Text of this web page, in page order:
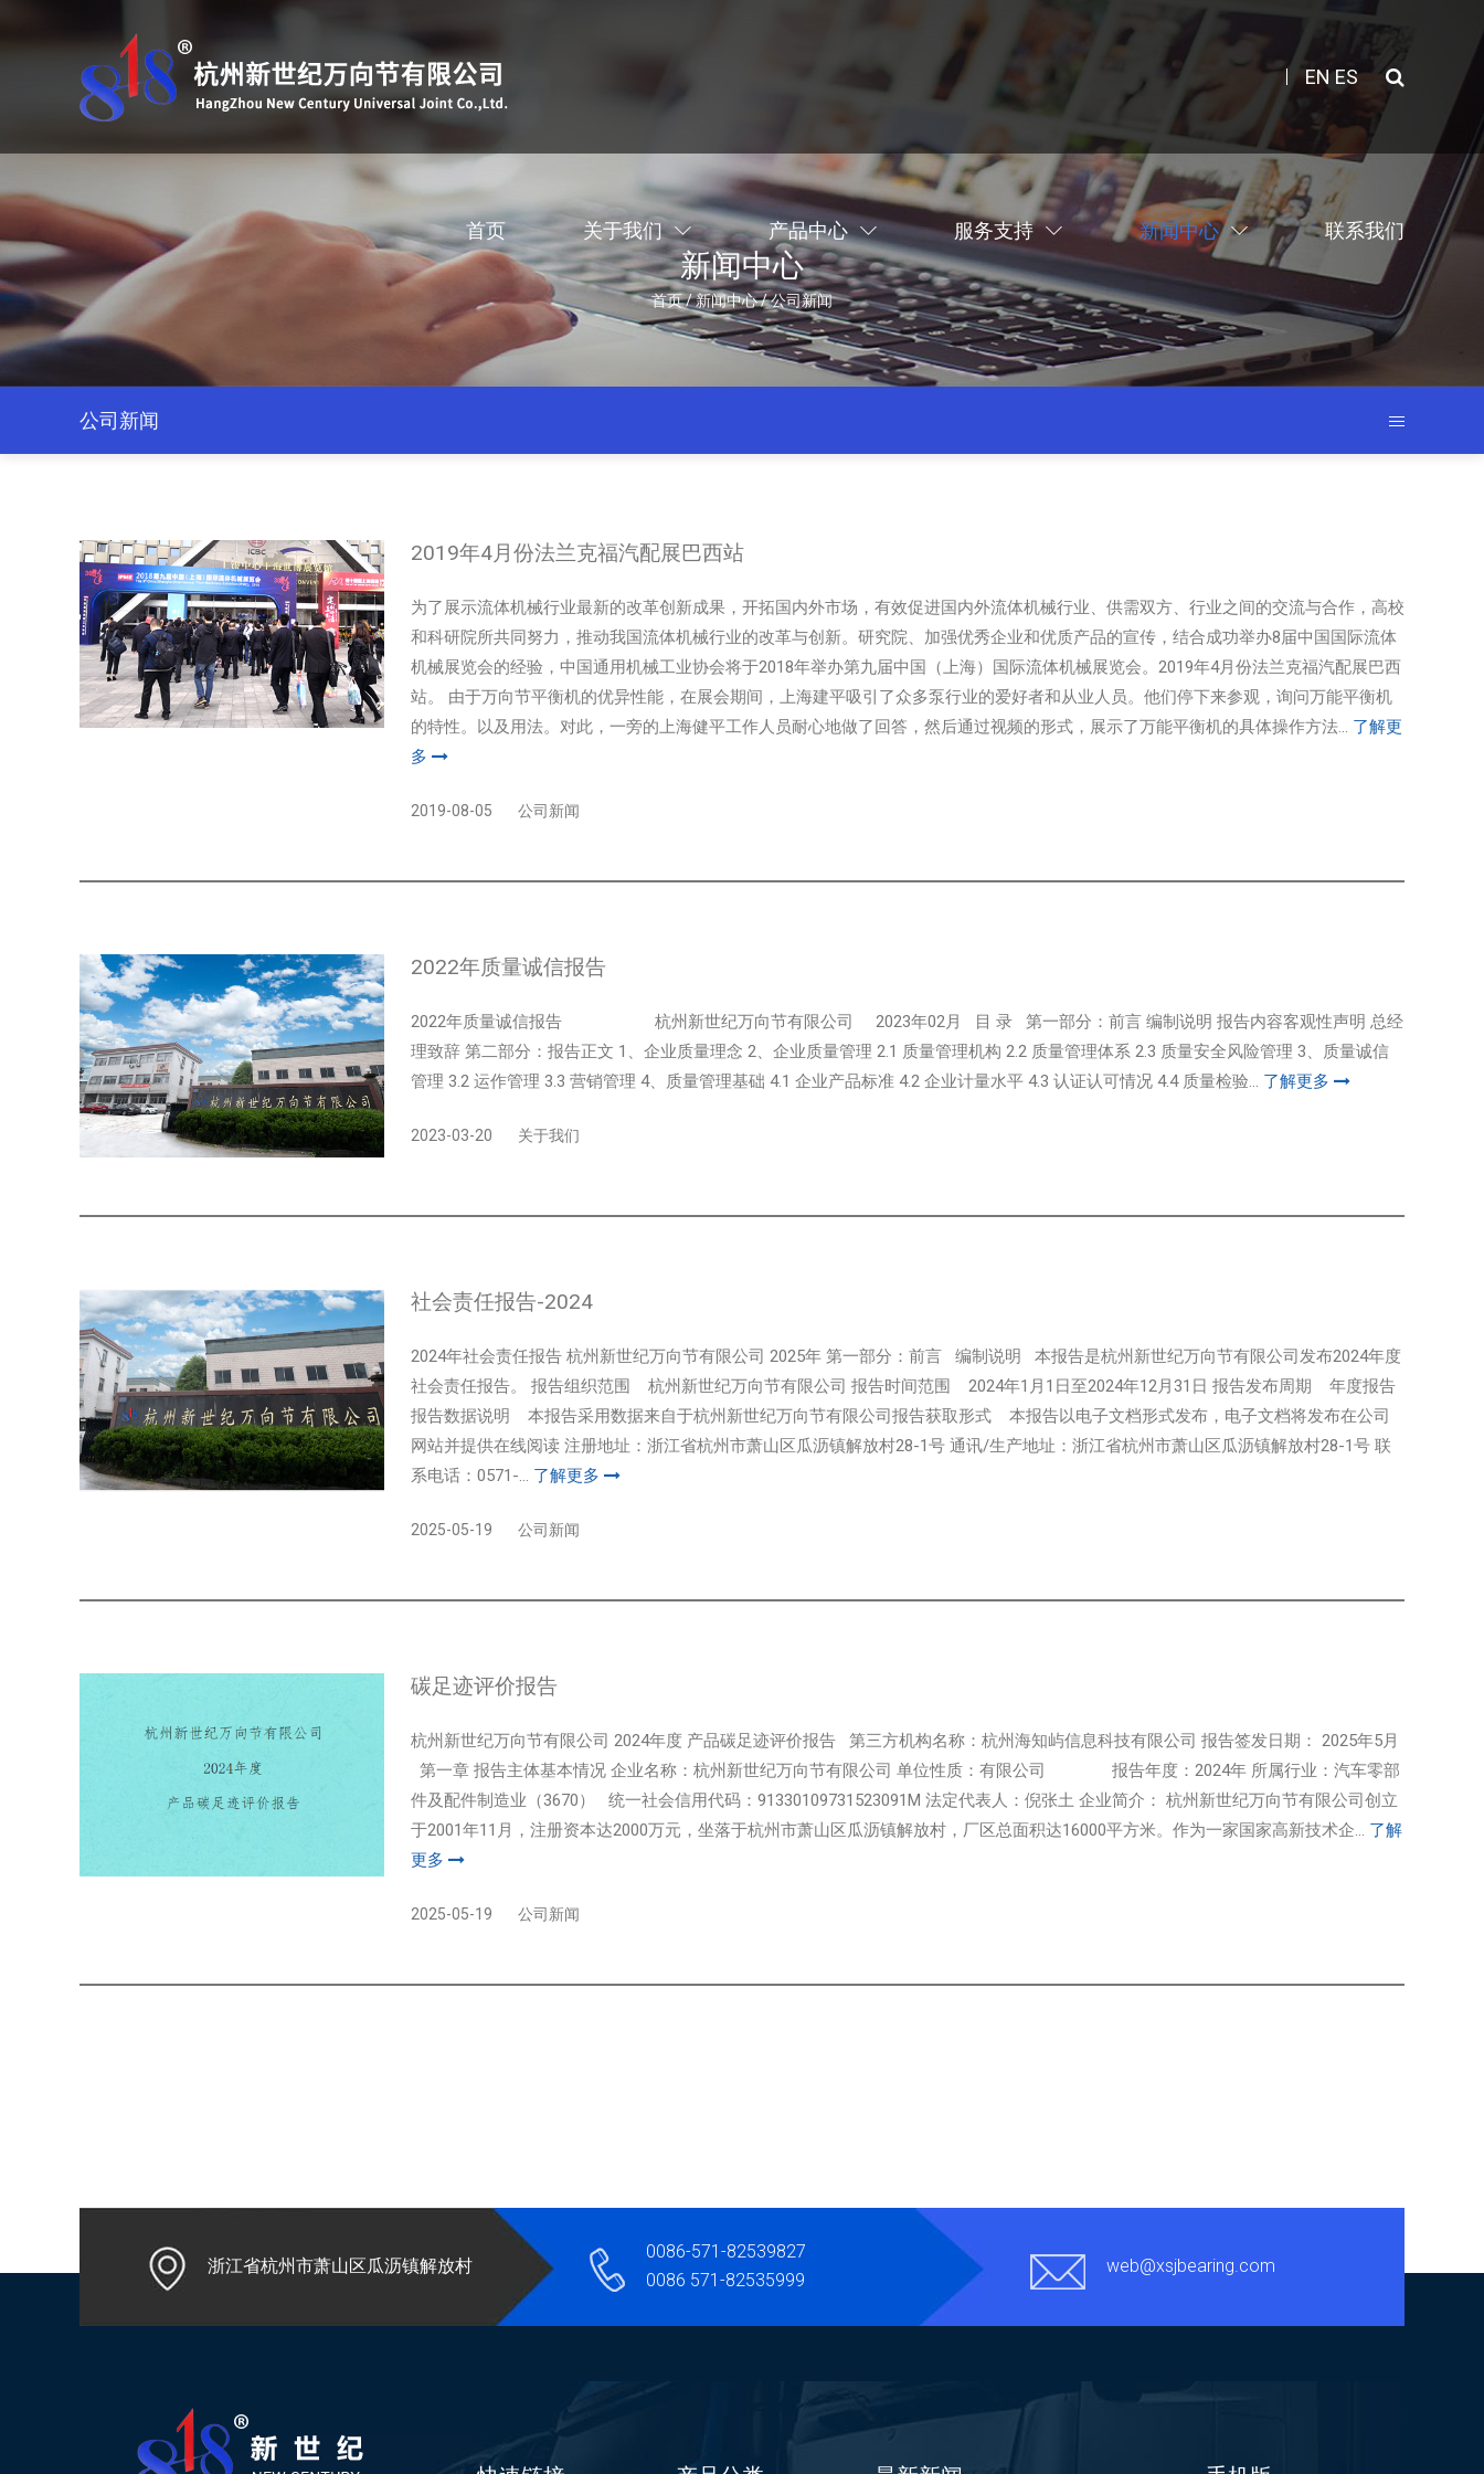
ENES
首页 关于我们 产品中心 服务支持 新闻中心 联系我们
新闻中心
首页/新闻中心/公司新闻
公司新闻
2019年4月份法兰克福汽配展巴西站
为了展示流体机械行业最新的改革创新成果，开拓国内外市场，有效促进国内外流体机械行业、供需双方、行业之间的交流与合作，高校
和科研院所共同努力，推动我国流体机械行业的改革与创新。研究院、加强优秀企业和优质产品的宣传，结合成功举办8届中国国际流体
机械展览会的经验，中国通用机械工业协会将于2018年举办第九届中国（上海）国际流体机械展览会。2019年4月份法兰克福汽配展巴西
站。 由于万向节平衡机的优异性能，在展会期间，上海建平吸引了众多泵行业的爱好者和从业人员。他们停下来参观，询问万能平衡机
的特性。以及用法。对此，一旁的上海健平工作人员耐心地做了回答，然后通过视频的形式，展示了万能平衡机的具体操作方法... 了解更
多
2019-08-05 公司新闻
2022年质量诚信报告
2022年质量诚信报告 杭州新世纪万向节有限公司 2023年02月 目 录 第一部分：前言 编制说明 报告内容客观性声明 总经
理致辞 第二部分：报告正文 1、企业质量理念 2、企业质量管理 2.1 质量管理机构 2.2 质量管理体系 2.3 质量安全风险管理 3、质量诚信
管理 3.2 运作管理 3.3 营销管理 4、质量管理基础 4.1 企业产品标准 4.2 企业计量水平 4.3 认证认可情况 4.4 质量检验... 了解更多
2023-03-20 关于我们
社会责任报告-2024
2024年社会责任报告 杭州新世纪万向节有限公司 2025年 第一部分：前言 编制说明 本报告是杭州新世纪万向节有限公司发布2024年度
社会责任报告。 报告组织范围 杭州新世纪万向节有限公司 报告时间范围 2024年1月1日至2024年12月31日 报告发布周期 年度报告
报告数据说明 本报告采用数据来自于杭州新世纪万向节有限公司报告获取形式 本报告以电子文档形式发布，电子文档将发布在公司
网站并提供在线阅读 注册地址：浙江省杭州市萧山区瓜沥镇解放村28-1号 通讯/生产地址：浙江省杭州市萧山区瓜沥镇解放村28-1号 联
系电话：0571-... 了解更多
2025-05-19 公司新闻
碳足迹评价报告
杭州新世纪万向节有限公司 2024年度 产品碳足迹评价报告 第三方机构名称：杭州海知屿信息科技有限公司 报告签发日期： 2025年5月
第一章 报告主体基本情况 企业名称：杭州新世纪万向节有限公司 单位性质：有限公司 报告年度：2024年 所属行业：汽车零部
件及配件制造业（3670） 统一社会信用代码：91330109731523091M 法定代表人：倪张土 企业简介： 杭州新世纪万向节有限公司创立
于2001年11月，注册资本达2000万元，坐落于杭州市萧山区瓜沥镇解放村，厂区总面积达16000平方米。作为一家国家高新技术企... 了解
更多
2025-05-19 公司新闻
浙江省杭州市萧山区瓜沥镇解放村
0086-571-82539827
0086 571-82535999
web@xsjbearing.com